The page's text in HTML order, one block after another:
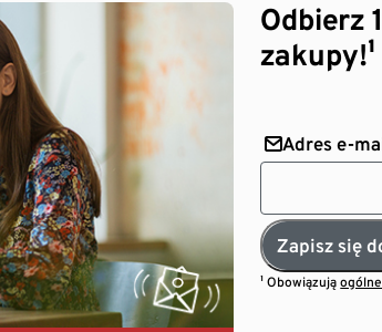
Odbierz
zakupy!¹
Adres e-
Zapisz się
¹ Obowiązują